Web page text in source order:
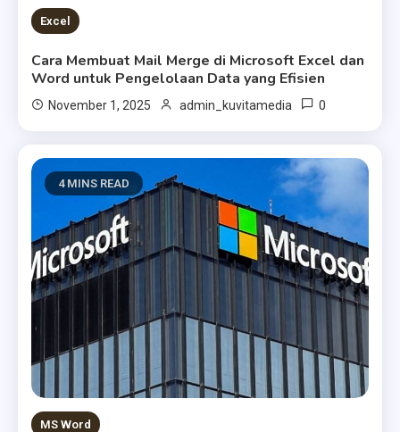
Excel
Cara Membuat Mail Merge di Microsoft Excel dan
Word untuk Pengelolaan Data yang Efisien
November 1, 2025 admin_kuvitamedia 0
4 MINS READ
MS Word